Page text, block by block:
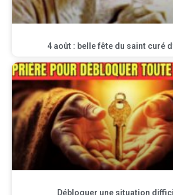
4 août : belle fête du saint curé
Débloquer une situation